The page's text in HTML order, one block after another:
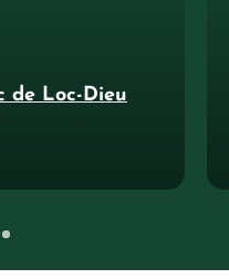
de Loc-Dieu